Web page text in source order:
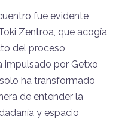
fue evidente
Zentroa, que acogía
del proceso
impulsado por Getxo
ha transformado
de entender la
y espacio